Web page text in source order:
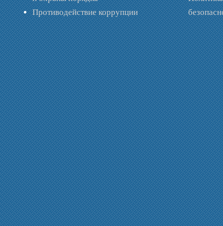
Противодействие коррупции